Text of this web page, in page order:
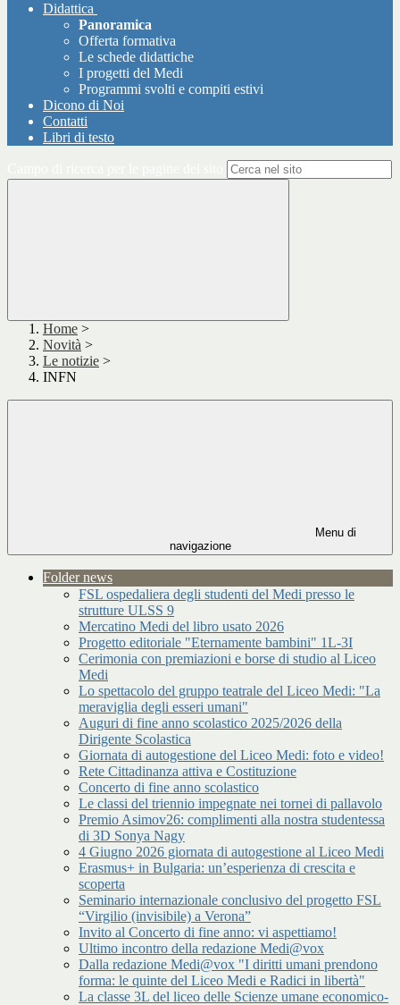
Didattica
Panoramica
Offerta formativa
Le schede didattiche
I progetti del Medi
Programmi svolti e compiti estivi
Dicono di Noi
Contatti
Libri di testo
Home >
Novità >
Le notizie >
INFN
Menu di
navigazione
Folder news
FSL ospedaliera degli studenti del Medi presso le
strutture ULSS 9
Mercatino Medi del libro usato 2026
Progetto editoriale "Eternamente bambini" 1L-3I
Cerimonia con premiazioni e borse di studio al Liceo
Medi
Lo spettacolo del gruppo teatrale del Liceo Medi: "La
meraviglia degli esseri umani"
Auguri di fine anno scolastico 2025/2026 della
Dirigente Scolastica
Giornata di autogestione del Liceo Medi: foto e video!
Rete Cittadinanza attiva e Costituzione
Concerto di fine anno scolastico
Le classi del triennio impegnate nei tornei di pallavolo
Premio Asimov26: complimenti alla nostra studentessa
di 3D Sonya Nagy
4 Giugno 2026 giornata di autogestione al Liceo Medi
Erasmus+ in Bulgaria: un’esperienza di crescita e
scoperta
Seminario internazionale conclusivo del progetto FSL
“Virgilio (invisibile) a Verona”
Invito al Concerto di fine anno: vi aspettiamo!
Ultimo incontro della redazione Medi@vox
Dalla redazione Medi@vox "I diritti umani prendono
forma: le quinte del Liceo Medi e Radici in libertà"
La classe 3L del liceo delle Scienze umane economico-